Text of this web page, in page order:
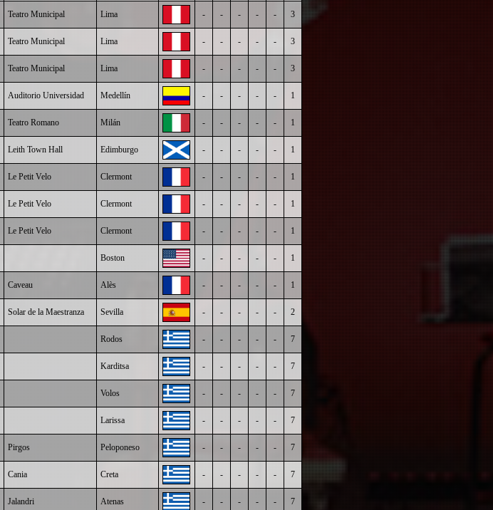
Teatro Municipal Lima - - - - - 3
Teatro Municipal Lima - - - - - 3
Teatro Municipal Lima - - - - - 3
Auditorio Universidad Medellín - - - - - 1
Teatro Romano Milán - - - - - 1
Leith Town Hall Edimburgo - - - - - 1
Le Petit Velo Clermont - - - - - 1
Le Petit Velo Clermont - - - - - 1
Le Petit Velo Clermont - - - - - 1
Boston - - - - - 1
Caveau Alès - - - - - 1
Solar de la Maestranza Sevilla - - - - - 2
Rodos - - - - - 7
Karditsa - - - - - 7
Volos - - - - - 7
Larissa - - - - - 7
Pirgos Peloponeso - - - - - 7
Cania Creta - - - - - 7
Jalandri Atenas - - - - - 7